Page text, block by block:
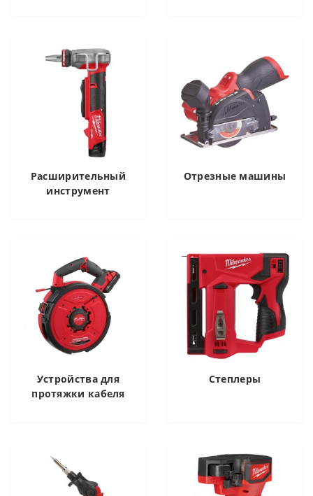
Расширительный
инструмент
Отрезные машины
Устройства для
протяжки кабеля
Степлеры